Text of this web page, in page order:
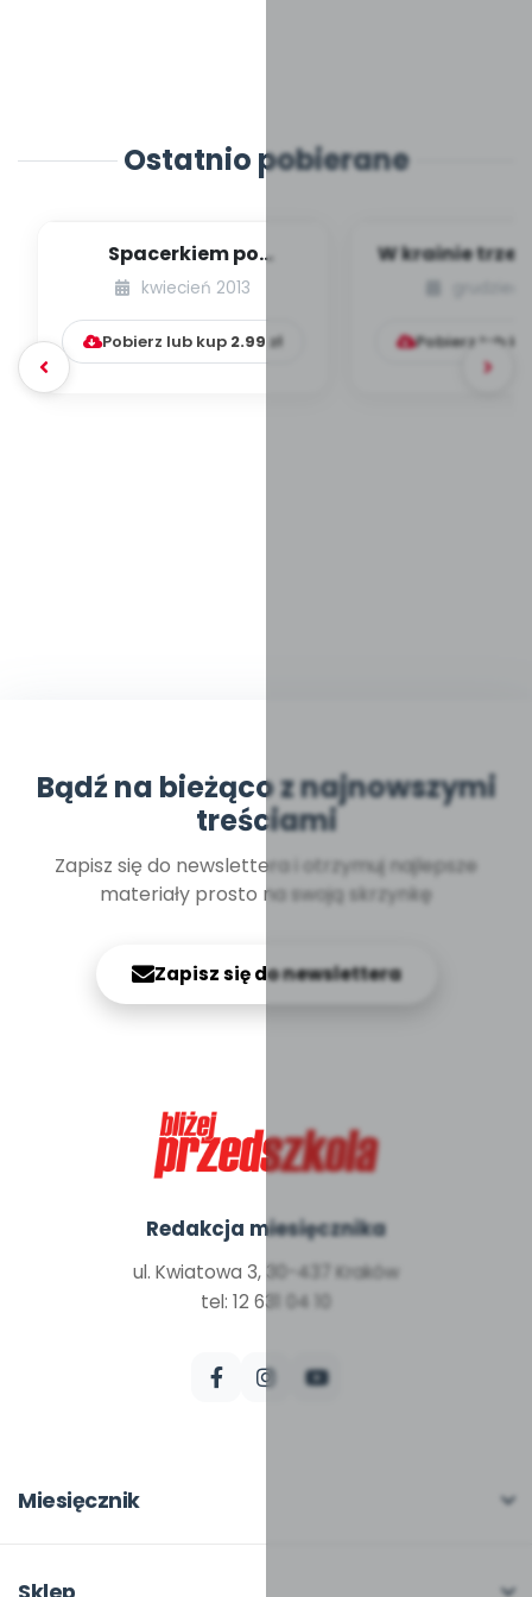
Ostatnio pobierane
Spacerkiem po
Krakowie (inscenizacja
kwiecień 2013
Pobierz lub kup 2.99 zł
W krainie
Pobierz lub
Bądź na bieżąco z najnowszymi
treściami
Zapisz się do newslettera i otrzymuj najlepsze
materiały prosto na swoją skrzynkę
Zapisz się do newslettera
Redakcja miesięcznika
ul. Kwiatowa 3, 30-437 Kraków
tel: 12 631 04 10
Miesięcznik
W numerze